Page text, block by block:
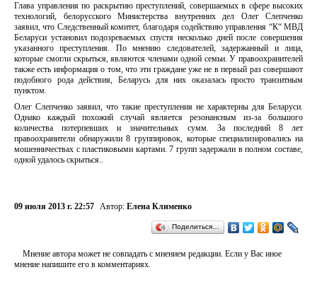
Глава управления по раскрытию преступлений, совершаемых в сфере высоких
технологий, белорусского Министерства внутренних дел Олег Слепченко
заявил, что Следственный комитет, благодаря содействию управления “К“ МВД
Беларуси установил подозреваемых спустя несколько дней после совершения
указанного преступления. По мнению следователей, задержанный и лица,
которые смогли скрыться, являются членами одной семьи. У правоохранителей
также есть информация о том, что эти граждане уже не в первый раз совершают
подобного рода действия, Беларусь для них оказалась просто транзитным
пунктом.
Олег Слепченко заявил, что такие преступления не характерны для Беларуси.
Однако каждый похожий случай является резонансным из-за большого
количества потерпевших и значительных сумм. За последний 8 лет
правоохранители обнаружили 8 группировок, которые специализировались на
мошенничествах с пластиковыми картами. 7 групп задержали в полном составе,
одной удалось скрыться..
09 июля 2013 г. 22:57 Автор: Елена Клименко
Поделиться…
Мнение автора может не совпадать с мнением редакции. Если у Вас иное
мнение напишите его в комментариях.